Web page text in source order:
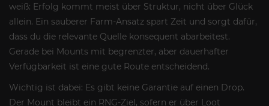
weiß: Erfolg kommt meist über Struktur, nicht über Glück
allein. Ein sauberer Farm-Ansatz spart Zeit und sorgt dafür,
dass du die relevante Quelle konsequent abarbeitest.
Gerade bei Mounts mit begrenzter, aber dauerhafter
Verfügbarkeit ist eine gute Route entscheidend.
Wichtig ist dabei: Es gibt keine Garantie auf einen Drop.
Der Mount bleibt ein RNG-Ziel, sofern er über Loot